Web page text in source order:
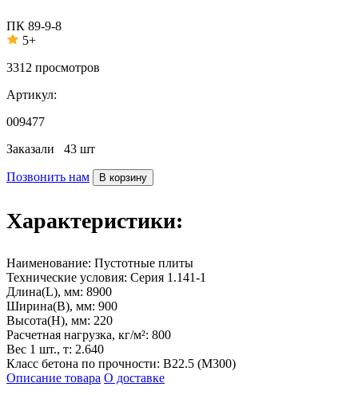
ПК 89-9-8
5+
3312 просмотров
Артикул:
009477
Заказали 43 шт
Позвонить нам В корзину
Характеристики:
Наименование: Пустотные плиты
Технические условия: Серия 1.141-1
Длина(L), мм: 8900
Ширина(B), мм: 900
Высота(H), мм: 220
Расчетная нагрузка, кг/м²: 800
Вес 1 шт., т: 2.640
Класс бетона по прочности: В22.5 (М300)
Описание товара О доставке